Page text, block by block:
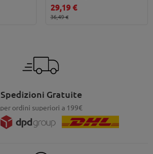
29,19 €
36,49 €
Spedizioni Gratuite
per ordini superiori a 199€